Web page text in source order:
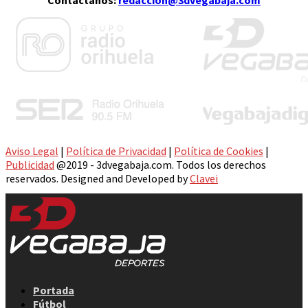
Aviso Legal | Política de Privacidad | Política de Cookies |
Publicidad @2019 - 3dvegabaja.com. Todos los derechos
reservados. Designed and Developed byClavei
Portada
Fútbol